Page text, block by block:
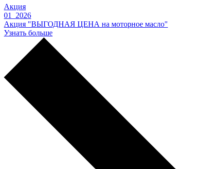
Акция
01 2026
Акция "ВЫГОДНАЯ ЦЕНА на моторное масло"
Узнать больше